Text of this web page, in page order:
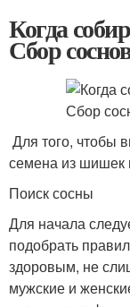
Когда
Сбор
Для того, чтобы
семена из шишек
Поиск сосны
Для начала
подобрать
здоровым, не
мужские и